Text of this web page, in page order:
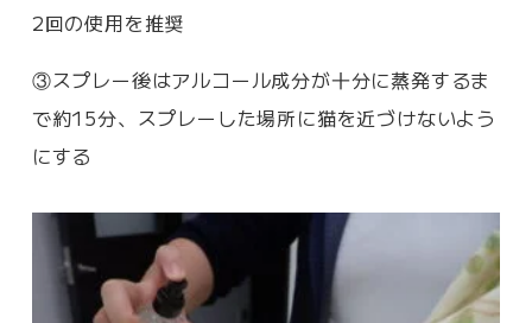
2回の使用を推奨
③スプレー後はアルコール成分が十分に蒸発するま
で約15分、スプレーした場所に猫を近づけないよう
にする